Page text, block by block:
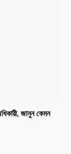
জানুন কেমন